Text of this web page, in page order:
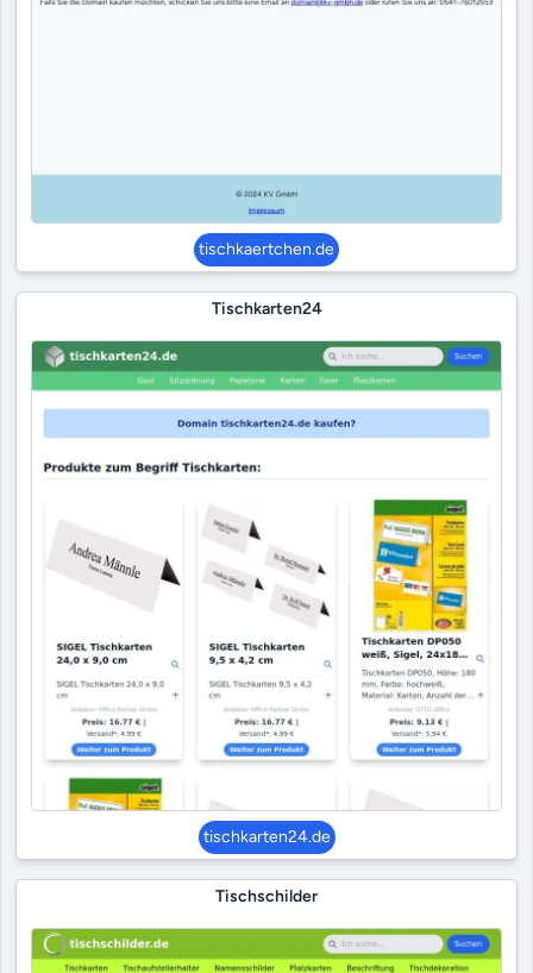
tischkaertchen.de
Tischkarten24
tischkarten24.de
Tischschilder